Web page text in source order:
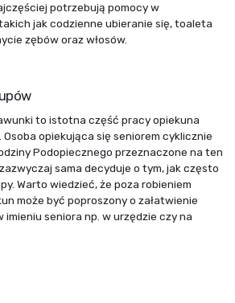
potrzebują pomocy w
jak codzienne ubieranie się, toaleta
zębów oraz włosów.
to istotna część pracy opiekuna
opiekująca się seniorem cyklicznie
Podopiecznego przeznaczone na ten
sama decyduje o tym, jak często
Warto wiedzieć, że poza robieniem
może być poproszony o załatwienie
imieniu seniora np. w urzędzie czy na